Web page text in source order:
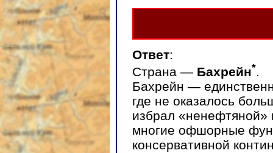
Ответ:
Страна — Бахрейн*.
Бахрейн —
где не оказалось
избрал «ненефтяной»
многие офшорные
консервативной